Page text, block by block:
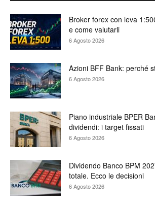
Broker forex con leva
e come valutarli
6 Agosto 2026
Azioni BFF Bank: perché
6 Agosto 2026
Piano industriale BPER
dividendi: i target fissati
6 Agosto 2026
Dividendo Banco BPM
totale. Ecco le decisioni
6 Agosto 2026